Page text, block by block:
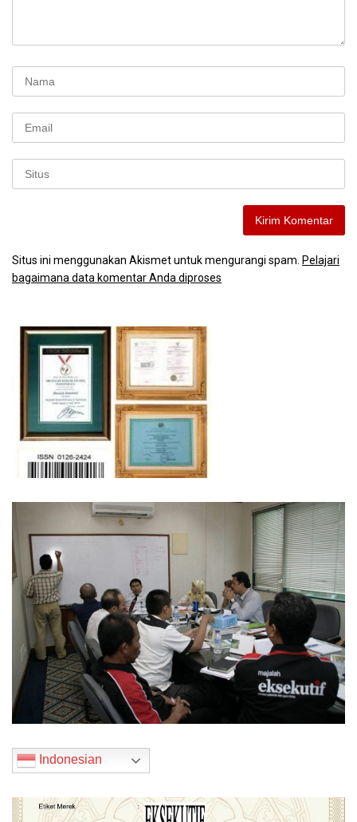
Situs ini menggunakan Akismet untuk mengurangi spam. Pelajari
bagaimana data komentar Anda diproses
Indonesian